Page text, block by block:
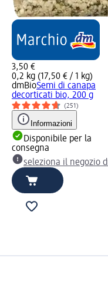
3,50 €
0,2 kg (17,50 € / 1 kg)
dmBioSemi di canapa
decorticati bio, 200 g
(251)
Informazioni
Disponibile per la
consegna
seleziona il negozio